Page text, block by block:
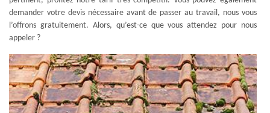
demander votre devis nécessaire avant de passer au travail, nous vous
l’offrons gratuitement. Alors, qu’est-ce que vous attendez pour nous
appeler ?